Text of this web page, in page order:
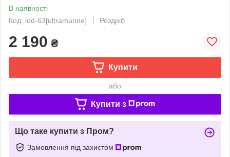
В наявності
Код: lod-63[ultramarine]
Роздріб
2 190 ₴
Купити
або
Купити з
Що таке купити з Пром?
Замовлення під захистом